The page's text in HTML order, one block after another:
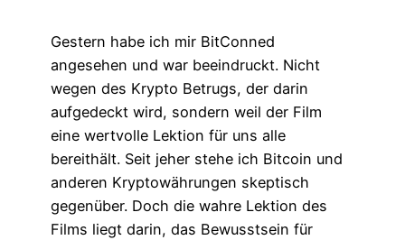
Gestern habe ich mir BitConned
angesehen und war beeindruckt. Nicht
wegen des Krypto Betrugs, der darin
aufgedeckt wird, sondern weil der Film
eine wertvolle Lektion für uns alle
bereithält. Seit jeher stehe ich Bitcoin und
anderen Kryptowährungen skeptisch
gegenüber. Doch die wahre Lektion des
Films liegt darin, das Bewusstsein für